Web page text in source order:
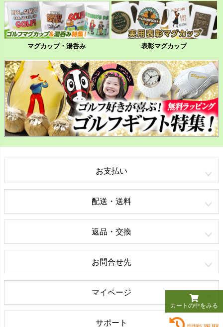
カートの中をみる
マグカップ・湯呑み 表彰マグカップ
お支払い
配送・送料
返品・交換
お問合せ先
マイページ
サポート